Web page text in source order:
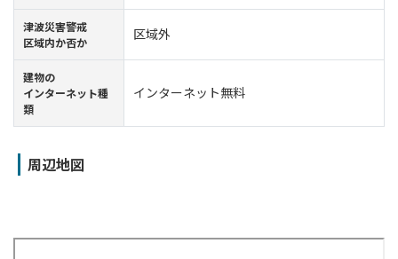
津波災害警戒
区域内か否か
区域外
建物の
インターネット種
類
インターネット無料
周辺地図